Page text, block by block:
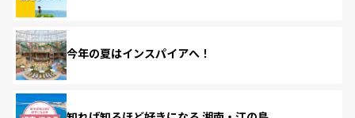
今年の夏はインスパイアへ！